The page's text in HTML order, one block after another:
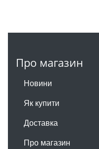
Про магазин
Новини
Як купити
Доставка
Про магазин